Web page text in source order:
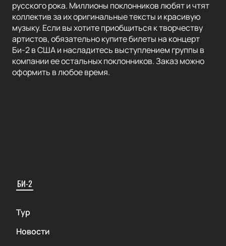
русского рока. Миллионы поклонников любят и чтят
коллектив за их оригинальные тексты и красивую
музыку. Если вы хотите приобщиться к творчеству
артистов, обязательно купите билеты на концерт
Би-2 в США и насладитесь выступлением группы в
компании ее остальных поклонников. Заказ можно
оформить в любое время.
БИ-2
Тур
Новости